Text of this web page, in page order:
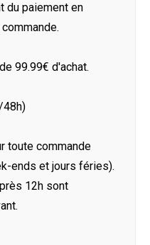
du paiement en
99.99€ d'achat.
48h)
toute commande
ends et jours féries).
12h sont